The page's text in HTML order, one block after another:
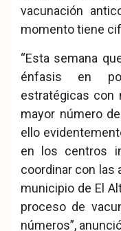
vacunación
momento tiene
“Esta semana
énfasis en
estratégicas con
mayor número
ello
en los centros
coordinar con las
municipio de El
proceso de
números”,